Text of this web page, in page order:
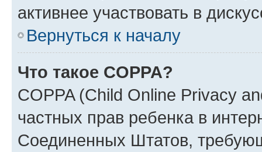
активнее участвовать в
Вернуться к началу
Что такое COPPA?
COPPA (Child Online Privacy
частных прав ребенка в
Соединенных Штатов,